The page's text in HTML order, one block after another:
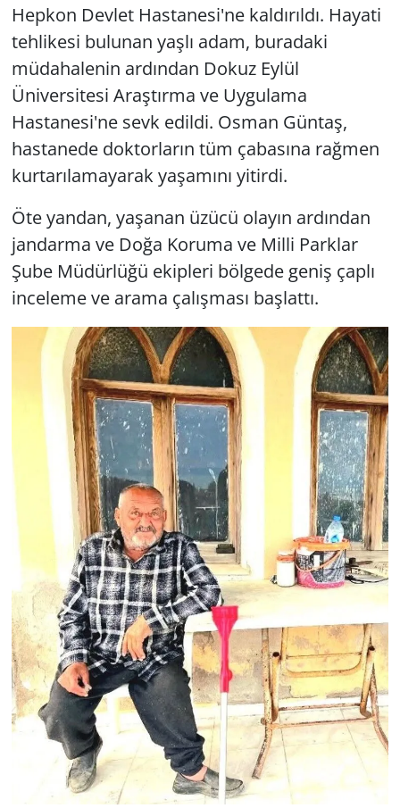
Hepkon Devlet Hastanesi'ne kaldırıldı. Hayati
tehlikesi bulunan yaşlı adam, buradaki
müdahalenin ardından Dokuz Eylül
Üniversitesi Araştırma ve Uygulama
Hastanesi'ne sevk edildi. Osman Güntaş,
hastanede doktorların tüm çabasına rağmen
kurtarılamayarak yaşamını yitirdi.
Öte yandan, yaşanan üzücü olayın ardından
jandarma ve Doğa Koruma ve Milli Parklar
Şube Müdürlüğü ekipleri bölgede geniş çaplı
inceleme ve arama çalışması başlattı.